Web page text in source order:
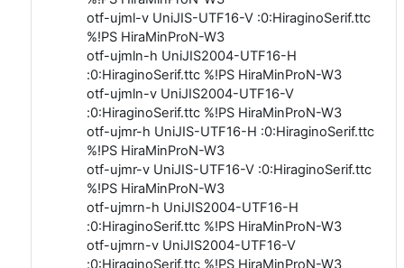
otf-ujml-v UniJIS-UTF16-V :0:HiraginoSerif.ttc
%!PS HiraMinProN-W3
otf-ujmln-h UniJIS2004-UTF16-H
:0:HiraginoSerif.ttc %!PS HiraMinProN-W3
otf-ujmln-v UniJIS2004-UTF16-V
:0:HiraginoSerif.ttc %!PS HiraMinProN-W3
otf-ujmr-h UniJIS-UTF16-H :0:HiraginoSerif.ttc
%!PS HiraMinProN-W3
otf-ujmr-v UniJIS-UTF16-V :0:HiraginoSerif.ttc
%!PS HiraMinProN-W3
otf-ujmrn-h UniJIS2004-UTF16-H
:0:HiraginoSerif.ttc %!PS HiraMinProN-W3
otf-ujmrn-v UniJIS2004-UTF16-V
:0:HiraginoSerif.ttc %!PS HiraMinProN-W3